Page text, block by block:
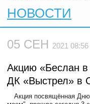
НОВОСТИ
05 СЕН 2021 08:56
Акцию «Беслан в
ДК «Выстрел» в
Акция посвящённая